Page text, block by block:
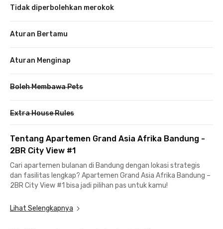
Tidak diperbolehkan merokok
Aturan Bertamu
Aturan Menginap
Boleh Membawa Pets
Extra House Rules
Tentang Apartemen Grand Asia Afrika Bandung -
2BR City View #1
Cari apartemen bulanan di Bandung dengan lokasi strategis
dan fasilitas lengkap? Apartemen Grand Asia Afrika Bandung –
2BR City View #1 bisa jadi pilihan pas untuk kamu!
Hunian ini cocok untuk berbagai kebutuhan baik kamu seorang
profesional yang sedang dinas di Bandung, mahasiswa, maupun
Lihat Selengkapnya